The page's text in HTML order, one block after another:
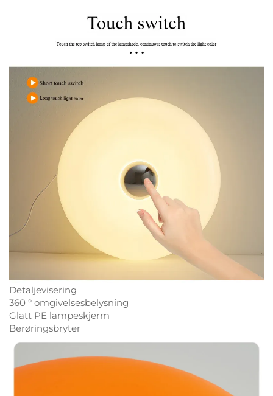
Detaljevisering
360 ° omgivelsesbelysning
Glatt PE lampeskjerm
Berøringsbryter